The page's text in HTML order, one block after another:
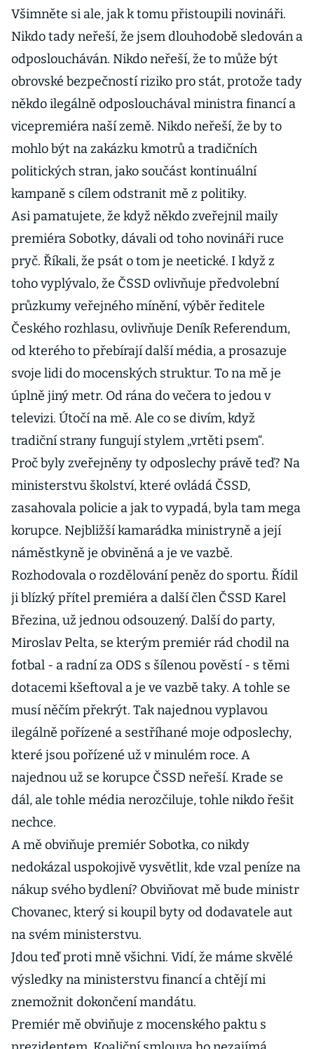
Všimněte si ale, jak k tomu přistoupili novináři.
Nikdo tady neřeší, že jsem dlouhodobě sledován a
odposloucháván. Nikdo neřeší, že to může být
obrovské bezpečností riziko pro stát, protože tady
někdo ilegálně odposlouchával ministra financí a
vicepremiéra naší země. Nikdo neřeší, že by to
mohlo být na zakázku kmotrů a tradičních
politických stran, jako součást kontinuální
kampaně s cílem odstranit mě z politiky.
Asi pamatujete, že když někdo zveřejnil maily
premiéra Sobotky, dávali od toho novináři ruce
pryč. Říkali, že psát o tom je neetické. I když z
toho vyplývalo, že ČSSD ovlivňuje předvolební
průzkumy veřejného mínění, výběr ředitele
Českého rozhlasu, ovlivňuje Deník Referendum,
od kterého to přebírají další média, a prosazuje
svoje lidi do mocenských struktur. To na mě je
úplně jiný metr. Od rána do večera to jedou v
televizi. Útočí na mě. Ale co se divím, když
tradiční strany fungují stylem „vrtěti psem“.
Proč byly zveřejněny ty odposlechy právě teď? Na
ministerstvu školství, které ovládá ČSSD,
zasahovala policie a jak to vypadá, byla tam mega
korupce. Nejbližší kamarádka ministryně a její
náměstkyně je obviněná a je ve vazbě.
Rozhodovala o rozdělování peněz do sportu. Řídil
ji blízký přítel premiéra a další člen ČSSD Karel
Březina, už jednou odsouzený. Další do party,
Miroslav Pelta, se kterým premiér rád chodil na
fotbal - a radní za ODS s šílenou pověstí - s těmi
dotacemi kšeftoval a je ve vazbě taky. A tohle se
musí něčím překrýt. Tak najednou vyplavou
ilegálně pořízené a sestříhané moje odposlechy,
které jsou pořízené už v minulém roce. A
najednou už se korupce ČSSD neřeší. Krade se
dál, ale tohle média nerozčiluje, tohle nikdo řešit
nechce.
A mě obviňuje premiér Sobotka, co nikdy
nedokázal uspokojivě vysvětlit, kde vzal peníze na
nákup svého bydlení? Obviňovat mě bude ministr
Chovanec, který si koupil byty od dodavatele aut
na svém ministerstvu.
Jdou teď proti mně všichni. Vidí, že máme skvělé
výsledky na ministerstvu financí a chtějí mi
znemožnit dokončení mandátu.
Premiér mě obviňuje z mocenského paktu s